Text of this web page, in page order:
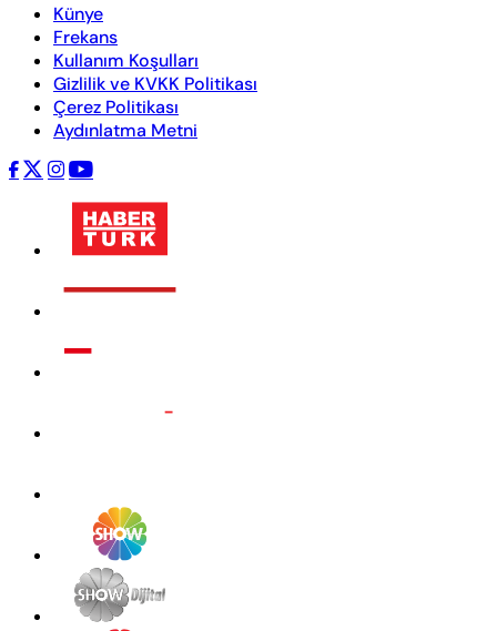
Künye
Frekans
Kullanım Koşulları
Gizlilik ve KVKK Politikası
Çerez Politikası
Aydınlatma Metni